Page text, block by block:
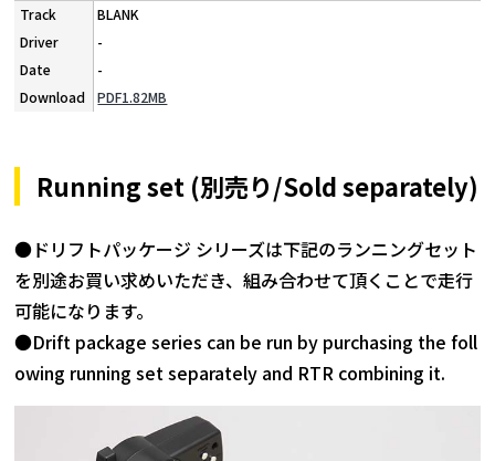
BLANK
-
-
PDF1.82MB
Running set (別売り/Sold separately)
●ドリフトパッケージ シリーズは下記のランニングセット
を別途お買い求めいただき、組み合わせて頂くことで走行
可能になります。
●Drift package series can be run by purchasing the foll
owing running set separately and RTR combining it.